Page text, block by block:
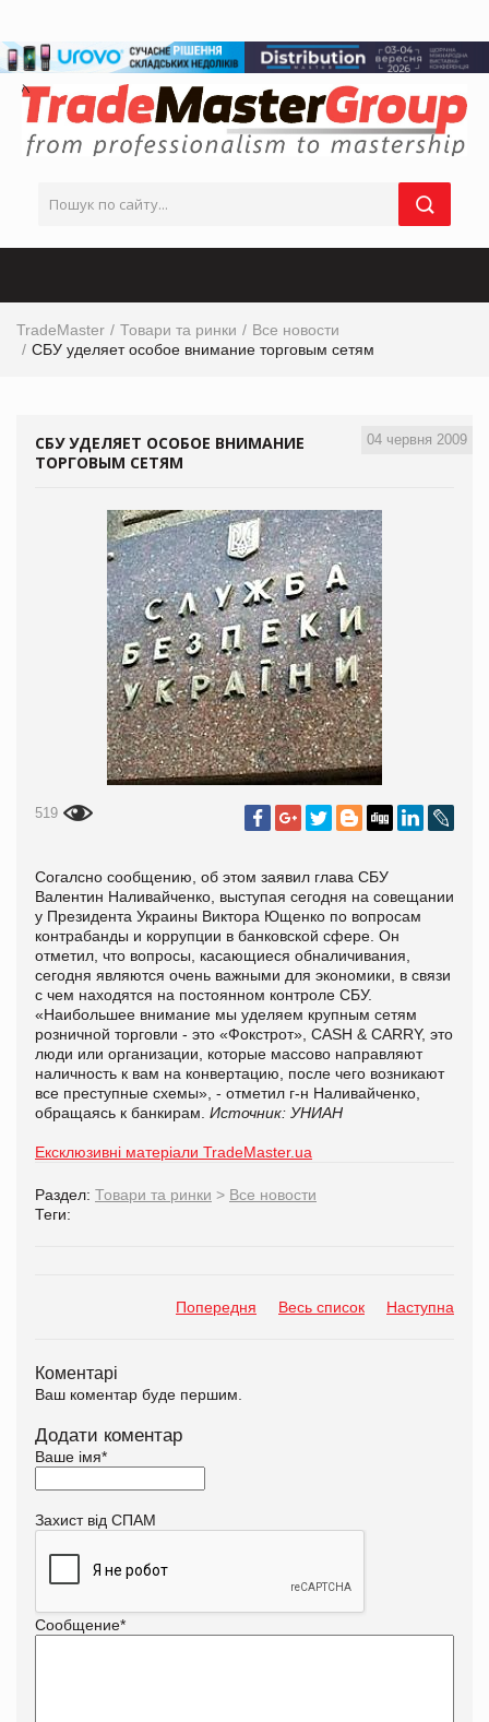
TradeMaster Товари та ринки
Все новости
СБУ уделяет особое внимание торговым сетям
04 червня 2009
СБУ УДЕЛЯЕТ ОСОБОЕ ВНИМАНИЕ
ТОРГОВЫМ СЕТЯМ
519
Согалсно сообщению, об этом заявил глава СБУ
Валентин Наливайченко, выступая сегодня на совещании
у Президента Украины Виктора Ющенко по вопросам
контрабанды и коррупции в банковской сфере. Он
отметил, что вопросы, касающиеся обналичивания,
сегодня являются очень важными для экономики, в связи
с чем находятся на постоянном контроле СБУ.
«Наибольшее внимание мы уделяем крупным сетям
розничной торговли - это «Фокстрот», CASH & CARRY, это
люди или организации, которые массово направляют
наличность к вам на конвертацию, после чего возникают
все преступные схемы», - отметил г-н Наливайченко,
обращаясь к банкирам. Источник: УНИАН
Ексклюзивні матеріали TradeMaster.ua
Раздел: Товари та ринки > Все новости
Теги:
Попередня Весь список Наступна
Коментарі
Ваш коментар буде першим.
Додати коментар
Ваше імя*
Захист від СПАМ
Сообщение*